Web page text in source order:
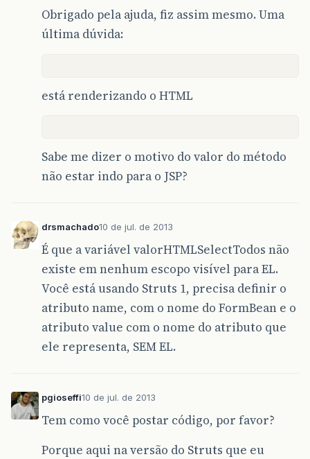
Obrigado pela ajuda, fiz assim mesmo. Uma
última dúvida:
está renderizando o HTML
Sabe me dizer o motivo do valor do método
não estar indo para o JSP?
drsmachado10 de jul. de 2013
É que a variável valorHTMLSelectTodos não
existe em nenhum escopo visível para EL.
Você está usando Struts 1, precisa definir o
atributo name, com o nome do FormBean e o
atributo value com o nome do atributo que
ele representa, SEM EL.
pgioseffi10 de jul. de 2013
Tem como você postar código, por favor?
Porque aqui na versão do Struts que eu